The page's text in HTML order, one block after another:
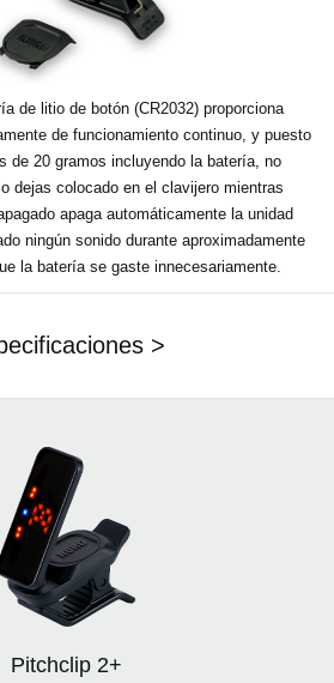
de litio de botón (CR2032) proporciona
de funcionamiento continuo, y puesto
de 20 gramos incluyendo la batería, no
dejas colocado en el clavijero mientras
apaga automáticamente la unidad
ningún sonido durante aproximadamente
la batería se gaste innecesariamente.
>
Pitchclip 2+